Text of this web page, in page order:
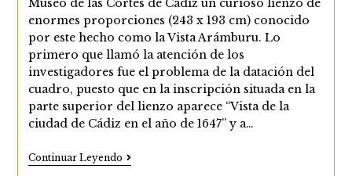
Museo de las Cortes de Cádiz un curioso lienzo de
enormes proporciones (243 x 193 cm) conocido
por este hecho como la Vista Arámburu. Lo
primero que llamó la atención de los
investigadores fue el problema de la datación del
cuadro, puesto que en la inscripción situada en la
parte superior del lienzo aparece “Vista de la
ciudad de Cádiz en el año de 1647” y a…
Continuar LeyendoLa